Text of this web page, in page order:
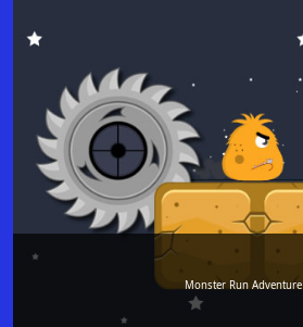
Monster Run Adventure